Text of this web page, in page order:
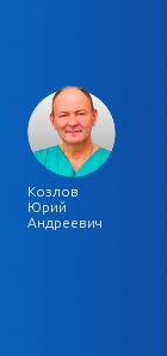
Козлов
Юрий
Андреевич